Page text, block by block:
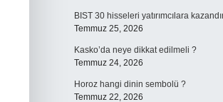
BIST 30 hisseleri yatırımcılara
Temmuz 25, 2026
Kasko’da neye dikkat edilmeli ?
Temmuz 24, 2026
Horoz hangi dinin sembolü ?
Temmuz 22, 2026